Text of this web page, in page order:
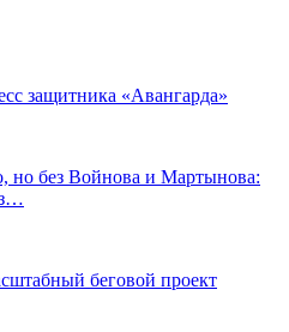
защитника «Авангарда»
но без Войнова и Мартынова:
беговой проект